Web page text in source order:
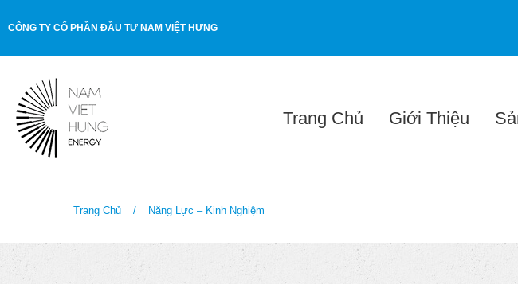
CÔNG TY CỔ PHẦN ĐẦU TƯ NAM VIỆT HƯNG
Trang Chủ Giới Thiệu
Trang Chủ / Năng Lực – Kinh Nghiệm